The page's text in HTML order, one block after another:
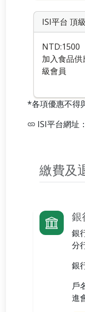
ISI平台 頂
NTD:1500
加入食品
級會員
*各項優惠不得
ISI平台網址：
繳費及
銀
銀
分
銀
戶
進